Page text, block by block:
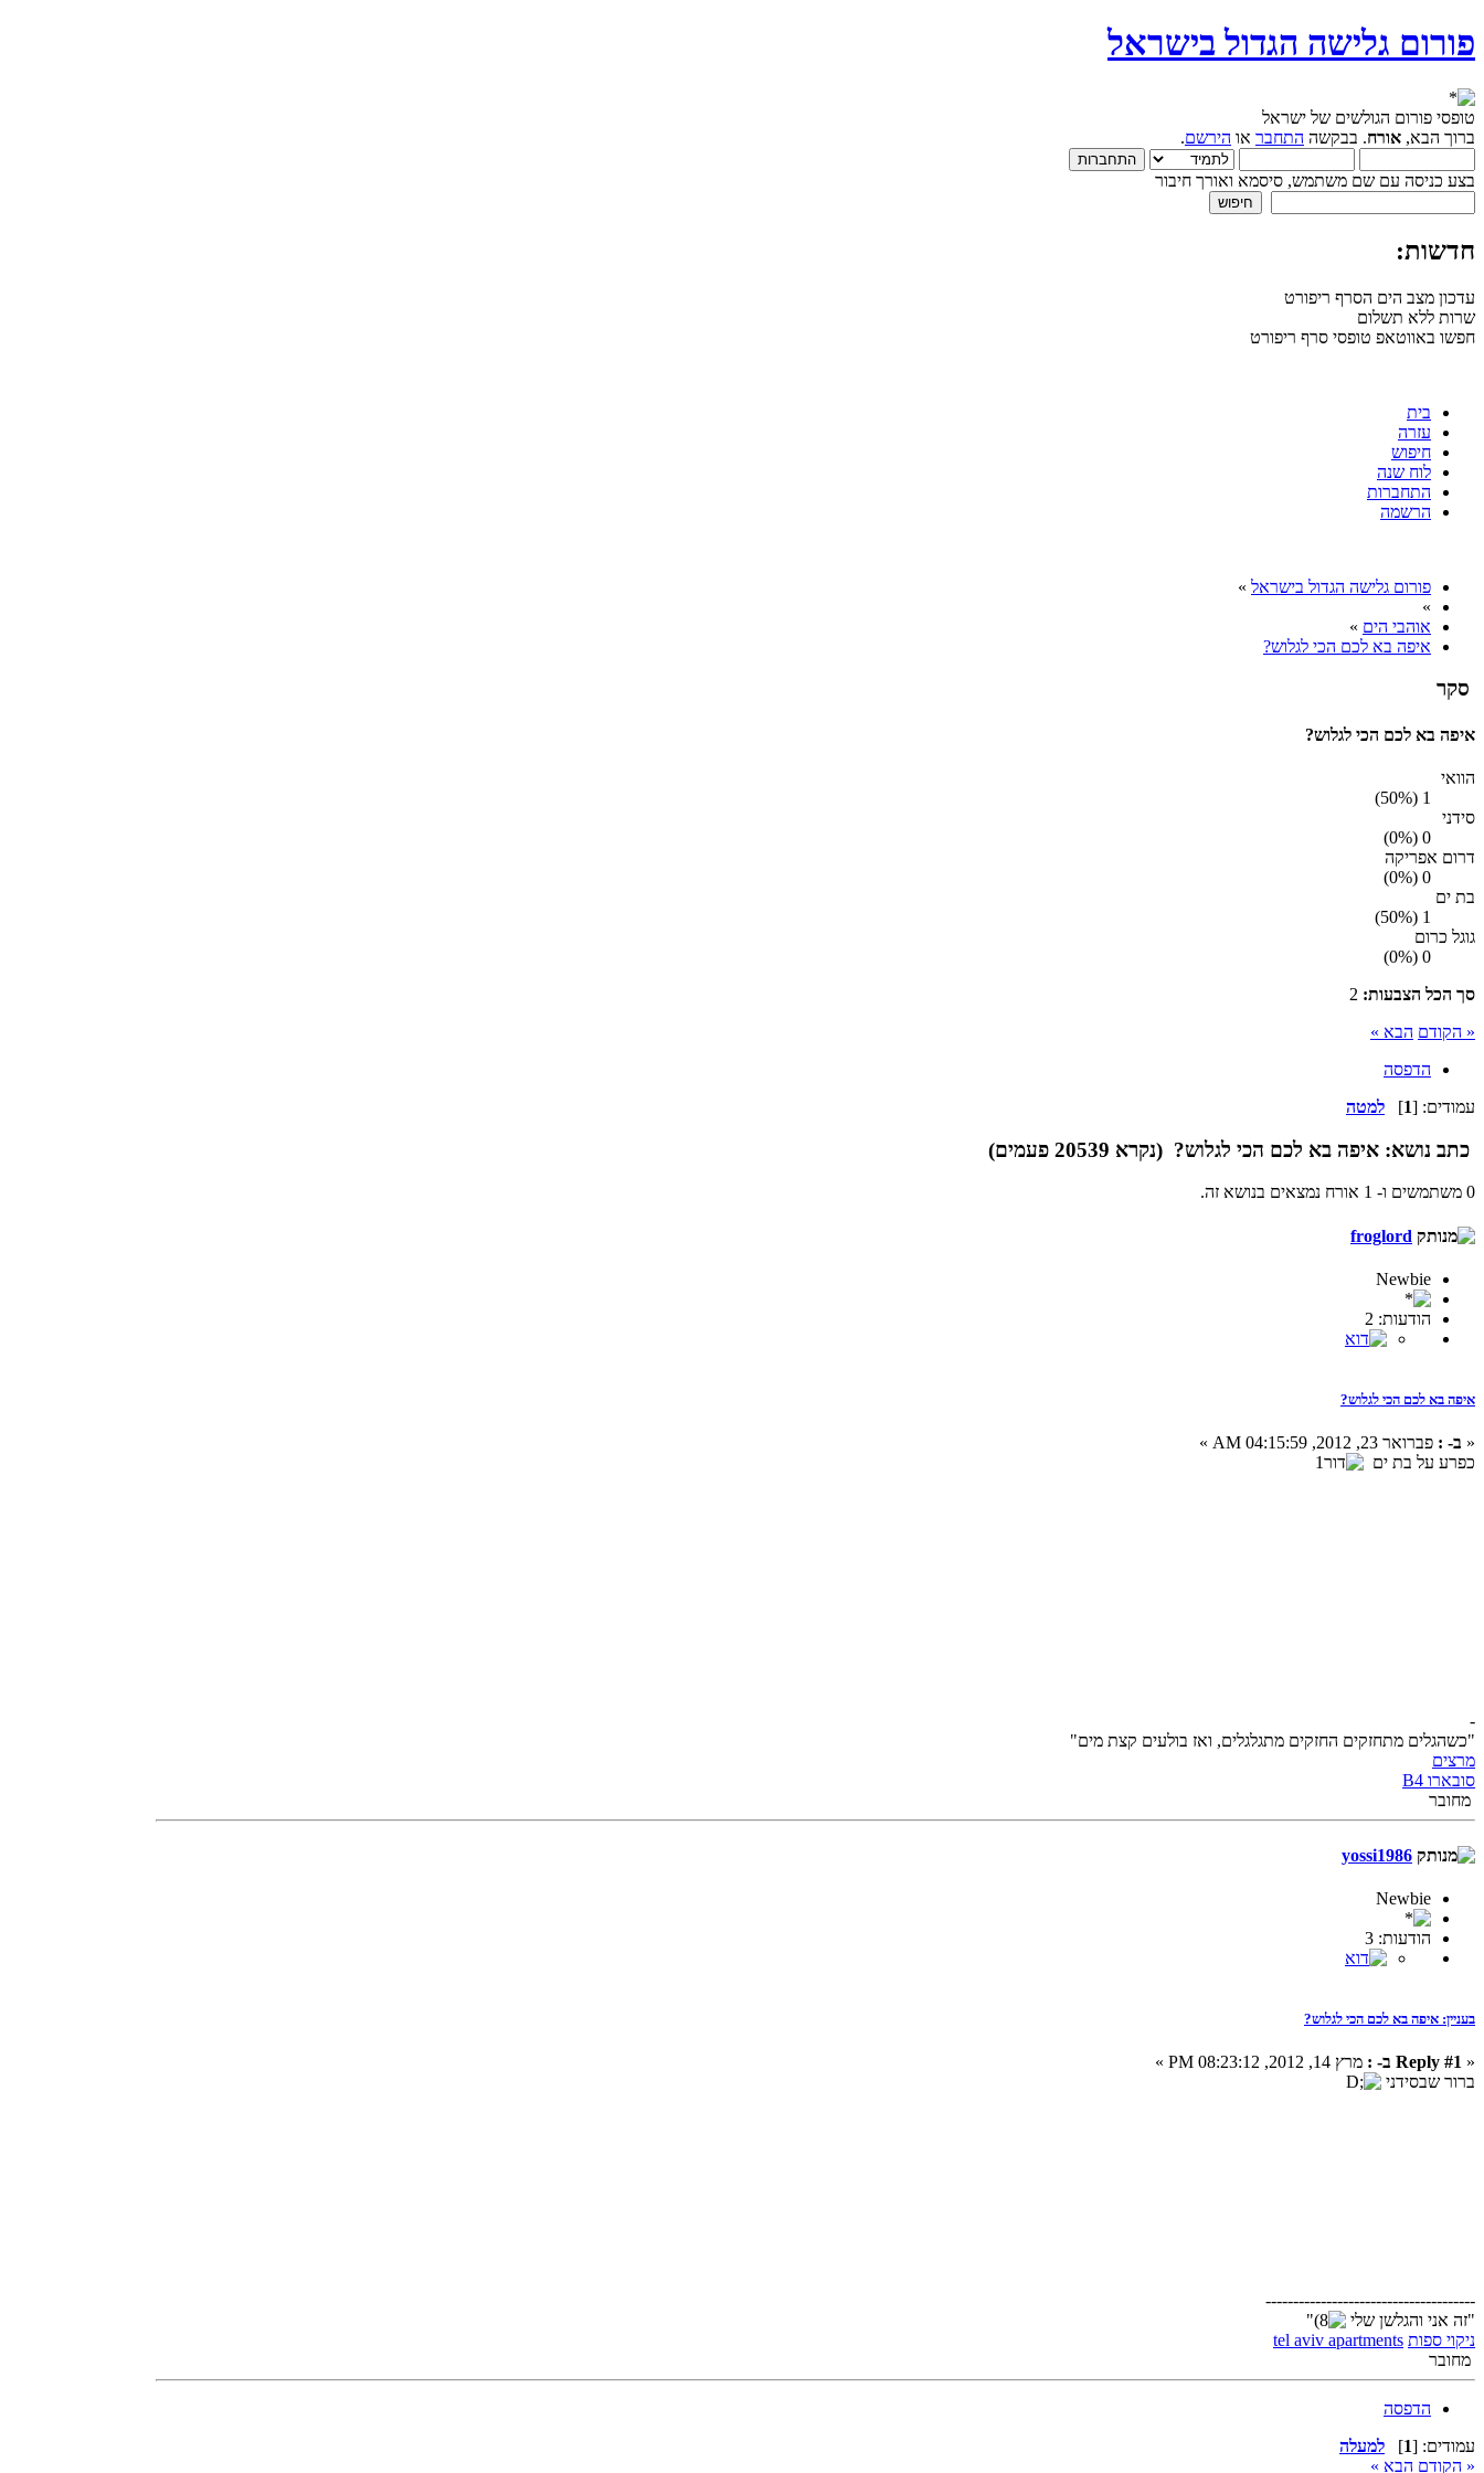
פורום גלישה הגדול בישראל
טופסי פורום הגולשים של ישראל
ברוך הבא, אורח. בבקשה התחבר או הירשם.
בצע כניסה עם שם משתמש, סיסמא ואורך חיבור
חדשות:
עדכון מצב הים הסרף ריפורט
שרות ללא תשלום
חפשו באווטאפ טופסי סרף ריפורט
בית
עזרה
חיפוש
לוח שנה
התחברות
הרשמה
פורום גלישה הגדול בישראל »
»
אוהבי הים »
איפה בא לכם הכי לגלוש?
סקר
איפה בא לכם הכי לגלוש?
הוואי
1 (50%)
סידני
0 (0%)
דרום אפריקה
0 (0%)
בת ים
1 (50%)
גוגל כרום
0 (0%)
סך הכל הצבעות:
« הקודם הבא »
הדפסה
עמודים: [1
] למטה
כתב נושא: איפה בא לכם הכי לגלוש? (נקרא 20539 פעמים)
0 משתמשים ו- 1 אורח נמצאים בנושא זה.
froglord
Newbie
הודעות: 2
איפה בא לכם הכי לגלוש?
« ב- : פברואר 23, 2012, 04:15:59 AM »
כפרע על בת ים
-
"כשהגלים מתחזקים החזקים מתגלגלים, ואז בולעים קצת מים"
מרצים
סובארו B4
מחובר
yossi1986
Newbie
הודעות: 3
בעניין: איפה בא לכם הכי לגלוש?
« Reply #1 ב- :
מרץ 14, 2012, 08:23:12 PM »
ברור שבסידני
--------------------------------------
"זה אני והגלשן שלי
"
ניקוי ספות tel aviv apartments
מחובר
הדפסה
עמודים: [1
] למעלה
« הקודם הבא »